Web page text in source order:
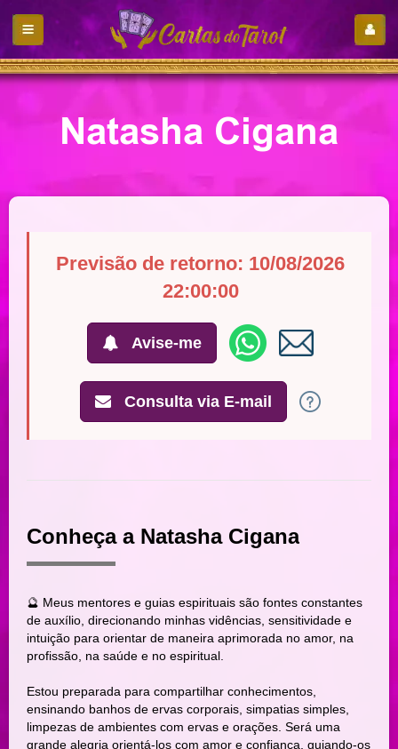
Natasha Cigana
Previsão de retorno: 10/08/2026
22:00:00
Avise-me
Consulta via E-mail
Conheça a Natasha Cigana
🔮 Meus mentores e guias espirituais são fontes constantes
de auxílio, direcionando minhas vidências, sensitividade e
intuição para orientar de maneira aprimorada no amor, na
profissão, na saúde e no espiritual.
Estou preparada para compartilhar conhecimentos,
ensinando banhos de ervas corporais, simpatias simples,
limpezas de ambientes com ervas e orações. Será uma
grande alegria orientá-los com amor e confiança, guiando-os